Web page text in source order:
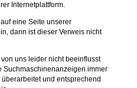
Internetplattform.
eine Seite unserer
dann ist dieser Verweis nicht
uns leider nicht beeinflusst
Suchmaschinenanzeigen immer
und entsprechend